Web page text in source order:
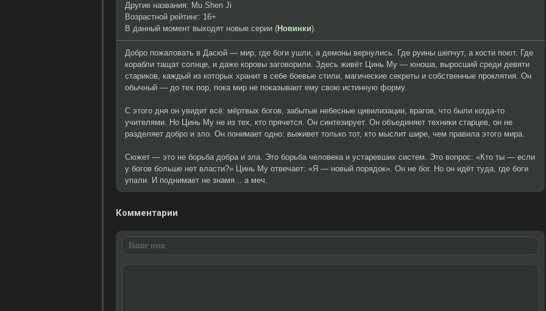
Другие названия: Mu Shen Ji
Возрастной рейтинг: 16+
В данный момент выходят новые серии (Новинки).
Добро пожаловать в Дасюй — мир, где боги ушли, а демоны вернулись. Где руины шепчут, а кости поют. Где
корабли тащат солнце, и даже коровы заговорили. Здесь живёт Цинь Му — юноша, выросший среди девяти
стариков, каждый из которых хранит в себе боевые стили, магические секреты и собственные проклятия. Он
обычный — до тех пор, пока мир не показывает ему свою истинную форму.
С этого дня он увидит всё: мёртвых богов, забытые небесные цивилизации, врагов, что были когда-то
учителями. Но Цинь Му не из тех, кто прячется. Он синтезирует. Он объединяет техники старцев, он не
разделяет добро и зло. Он понимает одно: выживет только тот, кто мыслит шире, чем правила этого мира.
Сюжет — это не борьба добра и зла. Это борьба человека и устаревших систем. Это вопрос: «Кто ты — если
у богов больше нет власти?» Цинь Му отвечает: «Я — новый порядок». Он не бог. Но он идёт туда, где боги
упали. И поднимает не знамя... а меч.
Комментарии